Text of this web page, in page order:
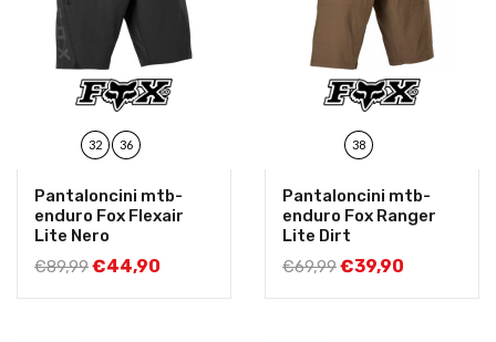
32 36
Pantaloncini mtb-
enduro Fox Flexair
Lite Nero
€89,99€44,90
38
Pantaloncini mtb-
enduro Fox Ranger
Lite Dirt
€69,99€39,90